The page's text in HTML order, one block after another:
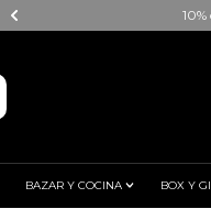
BAZAR Y COCINA BOX Y